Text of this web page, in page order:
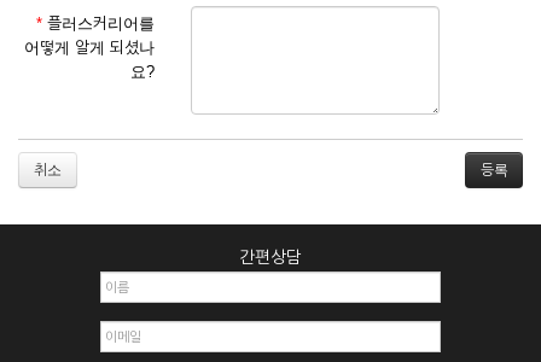
를 심사, 승낙함으로써 성립하며, 회사는 신청자의 실명 확인 절
차를 밟을 수 있습니다.
② 회원가입시 입력한 ID는 변경할 수 없으며, 회원 1인당 한 개
의 ID가 발급됩니다. 부득이한 경우로 인해 변경하고자 하는 경
거절하거나 취소할 수 있으며, 실명으로 등록하지 않은 자의 일
2. 개인정보를 허위로 기재하여 신청할 경우
3. 경쟁 관게에 있는 이용자가 신청할 경우
4. 타인의 서비스 이용을 방해하거나, 정보를 도용한 경우
6. 이용자가 영업활동 또는 부정한 용도로 본 서비스를 이용할
* 플러스커리어를
어떻게 알게 되셨나
요?
취소
간편상담